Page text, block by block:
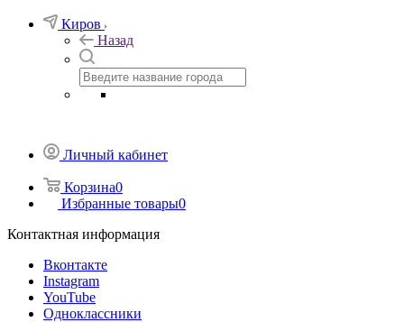
Киров
Назад
Личный кабинет
Корзина0
Избранные товары0
Контактная информация
Вконтакте
Instagram
YouTube
Одноклассники